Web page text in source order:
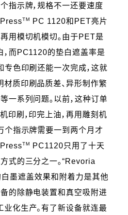
指示牌，规格不一还要速度
TM
PC 1120和PET亮片
用模切机模切。由于PET是
而PC1120的垫白遮盖率是
专色印刷还能一次完成，这就
质印刷品质差、异形制作繁
一系列问题。以前，这种订单
印刷，印完上油，再用雕刻机
个指示牌需要一到两个月才
TM
PC1120只用了十天
式的三分之一。“Revoria
墨遮盖效果和附着力是其他
的除静电装置和真空吸附进
化生产。有了新设备就连最